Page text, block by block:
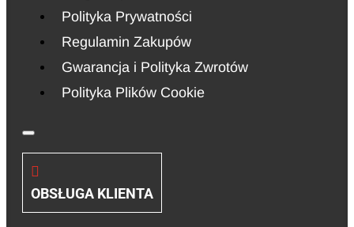
Polityka Prywatności
Regulamin Zakupów
Gwarancja i Polityka Zwrotów
Polityka Plików Cookie
OBSŁUGA KLIENTA